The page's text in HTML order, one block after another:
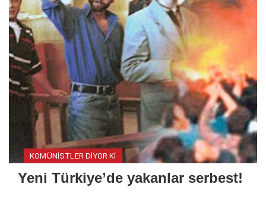
KOMÜNISTLER DIYOR KI
Yeni Türkiye’de yakanlar serbest!